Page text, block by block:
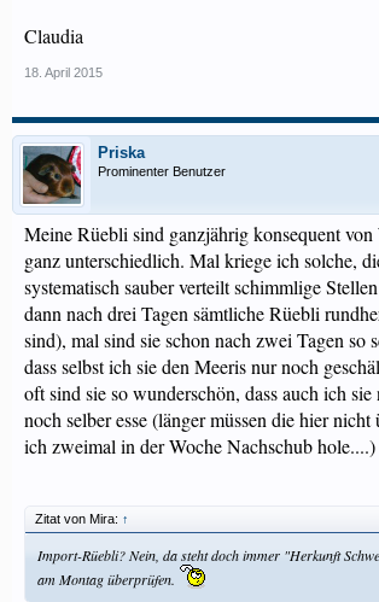
Claudia
18. April 2015
Priska
Prominenter Benutzer
Meine Rüebli sind ganzjährig konsequent
ganz unterschiedlich. Mal kriege ich solche,
systematisch sauber verteilt schimmlige
dann nach drei Tagen sämtliche Rüebli
sind), mal sind sie schon nach zwei Tagen so
dass selbst ich sie den Meeris nur noch
oft sind sie so wunderschön, dass auch ich sie
noch selber esse (länger müssen die hier nicht
ich zweimal in der Woche Nachschub hole....)
Zitat von Mira: ↑
Import-Rüebli? Nein, da steht doch immer "Herkunft
am Montag überprüfen.